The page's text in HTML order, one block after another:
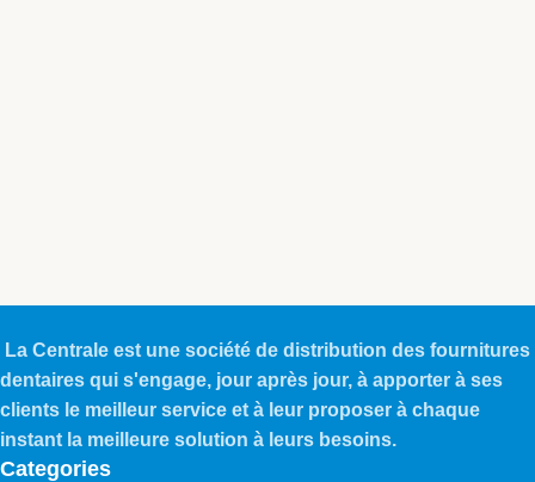
La Centrale est une société de distribution des fournitures
dentaires qui s'engage, jour après jour, à apporter à ses
clients le meilleur service et à leur proposer à chaque
instant la meilleure solution à leurs besoins.
Categories